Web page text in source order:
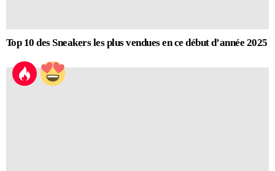
Top 10 des Sneakers les plus vendues en ce début d’année 2025